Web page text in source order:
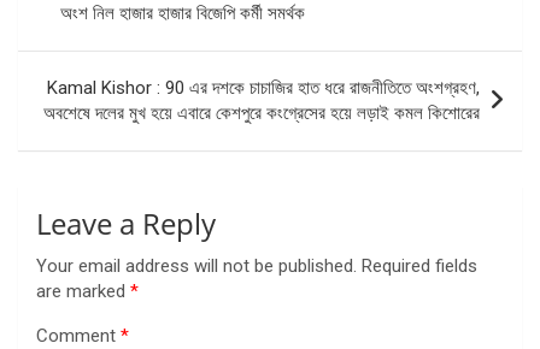
অংশ নিল হাজার হাজার বিজেপি কর্মী সমর্থক
Kamal Kishor : 90 এর দশকে চাচাজির হাত ধরে রাজনীতিতে অংশগ্রহণ,
অবশেষে দলের মুখ হয়ে এবারে কেশপুরে কংগ্রেসের হয়ে লড়াই কমল কিশোরের
Leave a Reply
Your email address will not be published. Required fields
are marked *
Comment *